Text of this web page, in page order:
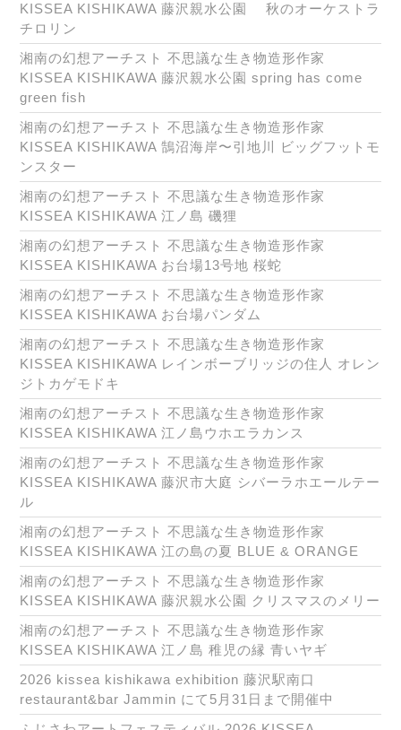
KISSEA KISHIKAWA 藤沢親水公園 秋のオーケストラ
チロリン
湘南の幻想アーチスト 不思議な生き物造形作家
KISSEA KISHIKAWA 藤沢親水公園 spring has come
green fish
湘南の幻想アーチスト 不思議な生き物造形作家
KISSEA KISHIKAWA 鵠沼海岸〜引地川 ビッグフットモ
ンスター
湘南の幻想アーチスト 不思議な生き物造形作家
KISSEA KISHIKAWA 江ノ島 磯狸
湘南の幻想アーチスト 不思議な生き物造形作家
KISSEA KISHIKAWA お台場13号地 桜蛇
湘南の幻想アーチスト 不思議な生き物造形作家
KISSEA KISHIKAWA お台場パンダム
湘南の幻想アーチスト 不思議な生き物造形作家
KISSEA KISHIKAWA レインボーブリッジの住人 オレン
ジトカゲモドキ
湘南の幻想アーチスト 不思議な生き物造形作家
KISSEA KISHIKAWA 江ノ島ウホエラカンス
湘南の幻想アーチスト 不思議な生き物造形作家
KISSEA KISHIKAWA 藤沢市大庭 シバーラホエールテー
ル
湘南の幻想アーチスト 不思議な生き物造形作家
KISSEA KISHIKAWA 江の島の夏 BLUE & ORANGE
湘南の幻想アーチスト 不思議な生き物造形作家
KISSEA KISHIKAWA 藤沢親水公園 クリスマスのメリー
湘南の幻想アーチスト 不思議な生き物造形作家
KISSEA KISHIKAWA 江ノ島 稚児の縁 青いヤギ
2026 kissea kishikawa exhibition 藤沢駅南口
restaurant&bar Jammin にて5月31日まで開催中